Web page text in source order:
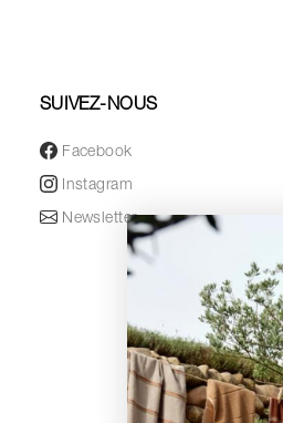
SUIVEZ-NOUS
Facebook
Instagram
Newsletter